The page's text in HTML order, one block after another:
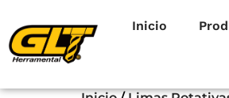
Inicio